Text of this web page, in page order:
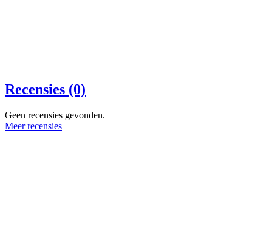
Recensies (0)
Geen recensies gevonden.
Meer recensies